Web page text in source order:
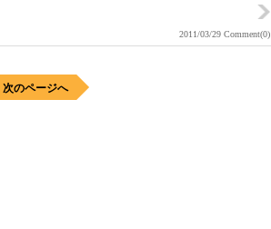
2011/03/29 Comment(0)
次のページへ